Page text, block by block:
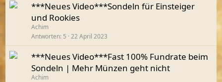
***Neues Video***Sondeln für Einsteiger
und Rookies
Achim
Antworten 5 22 April 2023
***Neues Video***Fast 100% Fundrate beim
Sondeln | Mehr Münzen geht nicht
Achim